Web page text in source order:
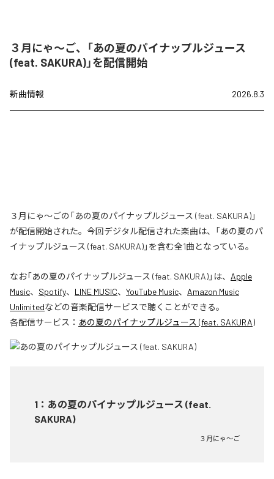
３月にゃ〜ご、「あの夏のパイナップルジュース
(feat. SAKURA)」を配信開始
新曲情報 2026.8.3
３月にゃ〜ごの「あの夏のパイナップルジュース (feat. SAKURA)」
が配信開始された。今回デジタル配信された楽曲は、「あの夏のパ
イナップルジュース (feat. SAKURA)」を含む全1曲となっている。
なお「あの夏のパイナップルジュース (feat. SAKURA)」は、 Apple
Music、 Spotify、 LINE MUSIC、 YouTube Music、 Amazon Music
Unlimitedなどの音楽配信サービスで聴くことができる。
各配信サービス： あの夏のパイナップルジュース (feat. SAKURA)
1 ： あの夏のパイナップルジュース (feat.
SAKURA)
３月にゃ〜ご